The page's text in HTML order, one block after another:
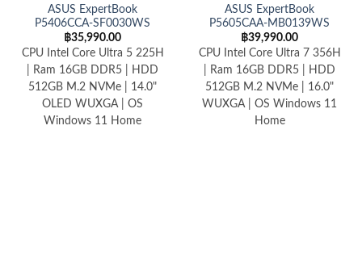
ASUS ExpertBook
P5406CCA-SF0030WS
฿35,990.00
CPU Intel Core Ultra 5 225H
| Ram 16GB DDR5 | HDD
512GB M.2 NVMe | 14.0"
OLED WUXGA | OS
Windows 11 Home
ASUS ExpertBook
P5605CAA-MB0139WS
฿39,990.00
CPU Intel Core Ultra 7 356H
| Ram 16GB DDR5 | HDD
512GB M.2 NVMe | 16.0"
WUXGA | OS Windows 11
Home